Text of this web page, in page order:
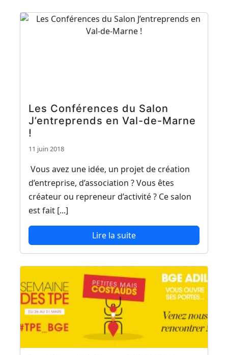
Les Conférences du Salon
J’entreprends en Val-de-Marne
!
11 juin 2018
Vous avez une idée, un projet de création
d’entreprise, d’association ? Vous êtes
créateur ou repreneur d’activité ? Ce salon
est fait [...]
Lire la suite